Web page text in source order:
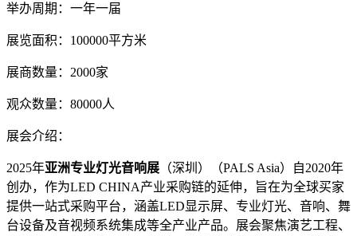
举办周期：一年一届
展览面积：100000平方米
展商数量：2000家
观众数量：80000人
展会介绍：
2025年亚洲专业灯光音响展 （深圳）（PALS Asia）自2020年
创办，作为LED CHINA产业采购链的延伸，旨在为全球买家
提供一站式采购平台，涵盖LED显示屏、专业灯光、音响、舞
台设备及音视频系统集成等全产业产品。展会聚焦演艺工程、